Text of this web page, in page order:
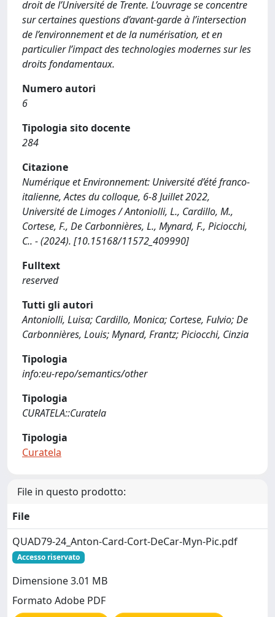
droit de l’Université de Trente. L’ouvrage se concentre
sur certaines questions d’avant-garde à l’intersection
de l’environnement et de la numérisation, et en
particulier l’impact des technologies modernes sur les
droits fondamentaux.
Numero autori
6
Tipologia sito docente
284
Citazione
Numérique et Environnement: Université d’été franco-
italienne, Actes du colloque, 6-8 Juillet 2022,
Université de Limoges / Antoniolli, L., Cardillo, M.,
Cortese, F., De Carbonnières, L., Mynard, F., Piciocchi,
C.. - (2024). [10.15168/11572_409990]
Fulltext
reserved
Tutti gli autori
Antoniolli, Luisa; Cardillo, Monica; Cortese, Fulvio; De
Carbonnières, Louis; Mynard, Frantz; Piciocchi, Cinzia
Tipologia
info:eu-repo/semantics/other
Tipologia
CURATELA::Curatela
Tipologia
Curatela
File in questo prodotto:
File
QUAD79-24_Anton-Card-Cort-DeCar-Myn-Pic.pdf
Accesso riservato
Dimensione 3.01 MB
Formato Adobe PDF